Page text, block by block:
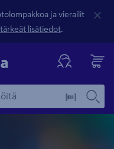
ja vierailit
tärkeät lisätiedot.